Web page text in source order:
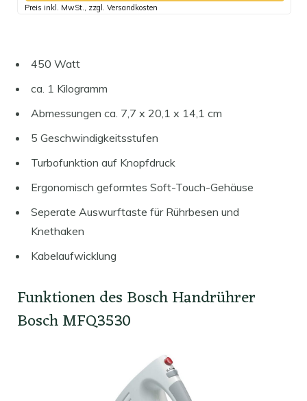
Preis inkl. MwSt., zzgl. Versandkosten
450 Watt
ca. 1 Kilogramm
Abmessungen ca. 7,7 x 20,1 x 14,1 cm
5 Geschwindigkeitsstufen
Turbofunktion auf Knopfdruck
Ergonomisch geformtes Soft-Touch-Gehäuse
Seperate Auswurftaste für Rührbesen und
Knethaken
Kabelaufwicklung
Funktionen des Bosch Handrührer
Bosch MFQ3530